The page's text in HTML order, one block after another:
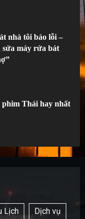
nhà tôi báo lỗi –
máy rửa bát
Thái hay nhất
Lịch Dịch vụ